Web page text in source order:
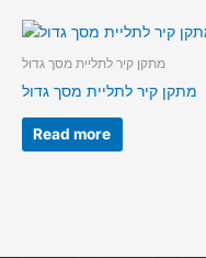
מתקן קיר לתליית מסך גדול
מתקן קיר לתליית מסך גדול
Read more